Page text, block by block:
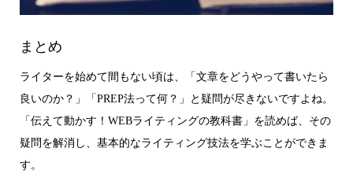
まとめ
ライターを始めて間もない頃は、「文章をどうやって書いたら
良いのか？」「PREP法って何？」と疑問が尽きないですよね。
「伝えて動かす！WEBライティングの教科書」を読めば、その
疑問を解消し、基本的なライティング技法を学ぶことができま
す。